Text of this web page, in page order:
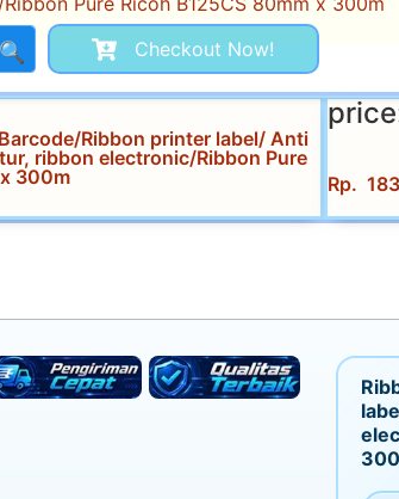
🔍 Checkout Now!
Ribbon printer label/ Anti
ribbon electronic/Ribbon Pure
300m
Rp